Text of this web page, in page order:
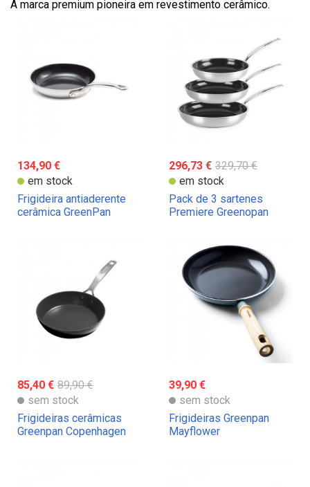
A marca premium pioneira em revestimento cerâmico.
134,90 €
em stock
Frigideira antiaderente
cerâmica GreenPan
296,73 € 329,70 €
em stock
Pack de 3 sartenes
Premiere Greenopan
85,40 € 89,90 €
sem stock
Frigideiras cerâmicas
Greenpan Copenhagen
39,90 €
sem stock
Frigideiras Greenpan
Mayflower